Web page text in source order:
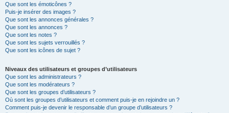
Que sont les émoticônes ?
Puis-je insérer des images ?
Que sont les annonces générales ?
Que sont les annonces ?
Que sont les notes ?
Que sont les sujets verrouillés ?
Que sont les icônes de sujet ?
Niveaux des utilisateurs et groupes d’utilisateurs
Que sont les administrateurs ?
Que sont les modérateurs ?
Que sont les groupes d’utilisateurs ?
Où sont les groupes d’utilisateurs et comment puis-je en rejoindre un ?
Comment puis-je devenir le responsable d’un groupe d’utilisateurs ?